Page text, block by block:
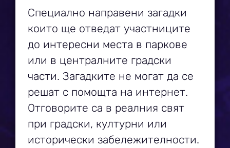
Специално направени загадки
които ще отведат участниците
до интересни места в паркове
или в централните градски
части. Загадките не могат да се
решат с помощта на интернет.
Отговорите са в реалния свят
при градски, културни или
исторически забележителности.